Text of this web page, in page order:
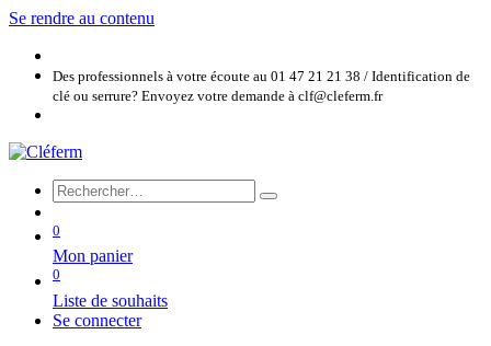
Se rendre au contenu
Des professionnels à votre écoute au 01 47 21 21 38 / Identification de
clé ou serrure? Envoyez votre demande à clf@cleferm.fr
0
Mon panier
0
Liste de souhaits
Se connecter